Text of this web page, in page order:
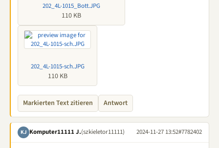
202_4L-1015_Bott.JPG
110 KB
202_4L-1015-sch.JPG
110 KB
Markierten Text zitieren Antwort
KJ Komputer11111 J.(szkieletor11111) 2024-11-27 13:52#7782402